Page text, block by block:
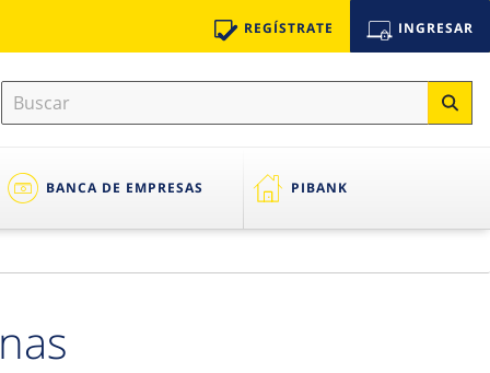
REGÍSTRATE INGRESAR
BANCA DE EMPRESAS PIBANK